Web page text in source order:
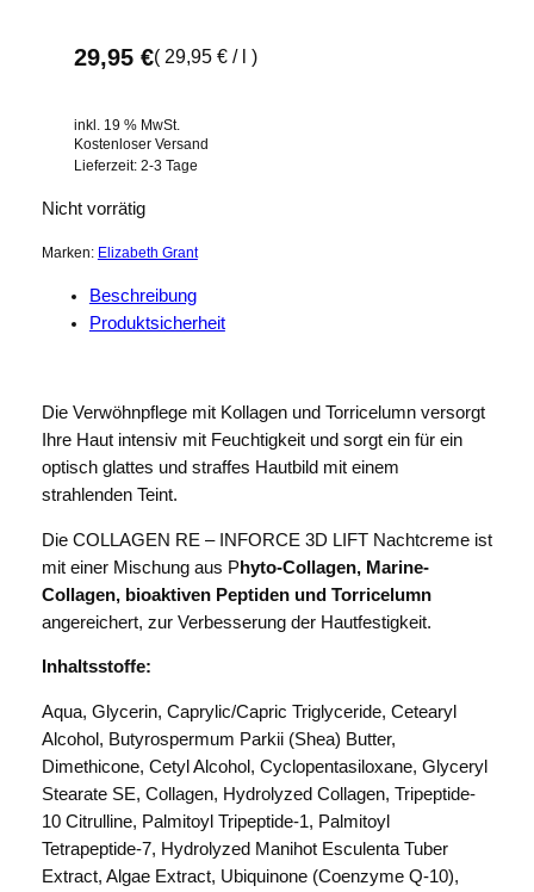
29,95 €( 29,95 €/ )
inkl. 19 % MwSt.
Kostenloser Versand
Lieferzeit: 2-3 Tage
Nicht vorrätig
Marken: Elizabeth Grant
Beschreibung
Produktsicherheit
Die Verwöhnpflege mit Kollagen und Torricelumn versorgt
Ihre Haut intensiv mit Feuchtigkeit und sorgt ein für ein
optisch glattes und straffes Hautbild mit einem
strahlenden Teint.
Die COLLAGEN RE – INFORCE 3D LIFT Nachtcreme ist
mit einer Mischung aus Phyto-Collagen, Marine-
Collagen, bioaktiven Peptiden und Torricelumn
angereichert, zur Verbesserung der Hautfestigkeit.
Inhaltsstoffe:
Aqua, Glycerin, Caprylic/Capric Triglyceride, Cetearyl
Alcohol, Butyrospermum Parkii (Shea) Butter,
Dimethicone, Cetyl Alcohol, Cyclopentasiloxane, Glyceryl
Stearate SE, Collagen, Hydrolyzed Collagen, Tripeptide-
10 Citrulline, Palmitoyl Tripeptide-1, Palmitoyl
Tetrapeptide-7, Hydrolyzed Manihot Esculenta Tuber
Extract, Algae Extract, Ubiquinone (Coenzyme Q-10),